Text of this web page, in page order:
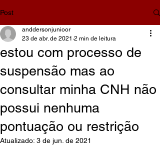
Post
estou com processo de
suspensão mas ao
consultar minha CNH não
possui nenhuma
pontuação ou restrição
anddersonjunioor
23 de abr. de 2021 2 min de leitura
Atualizado: 3 de jun. de 2021